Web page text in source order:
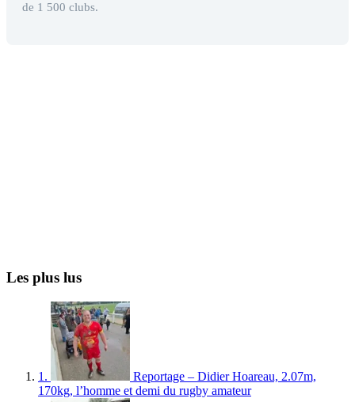
de 1 500 clubs.
Les plus lus
1.
Reportage – Didier Hoareau, 2.07m,
170kg, l’homme et demi du rugby amateur